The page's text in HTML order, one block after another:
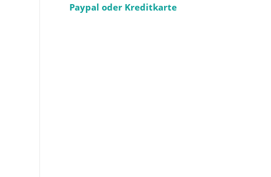
Paypal oder Kreditkarte